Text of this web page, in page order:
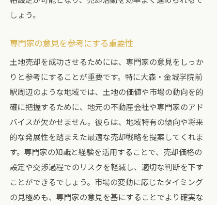
人口動態の変化を予測する方法
地域の経済動向に基づく判断
教育施設の充実度を見極める
将来の開発計画を理解する重要性
地域の成長性を評価するポイント
土地売却で失敗しないための不動産会社選び
契約内容の詳細を確認する方法
信頼性のある契約書の作成
不動産会社の評判を調査する重要性
売却プロセスの透明性を確保する
しょう。
専門家の意見を参考にする重要性
土地売却を成功させるためには、専門家の意見をしっか
りと参考にすることが重要です。特に大森・金城学院前
駅周辺のような地域では、土地の価値や市場の動向を的
確に把握するために、地元の不動産会社や専門家のアド
バイスが欠かせません。彼らは、地域特有の傾向や将来
的な発展性を踏まえた最適な売却戦略を提案してくれま
す。専門家の知識と経験を活用することで、売却価格の
設定や交渉過程でのリスクを軽減し、適切な判断を下す
ことができるでしょう。市場の変動に応じたタイミング
の見極めも、専門家の意見を基にすることでより確実な